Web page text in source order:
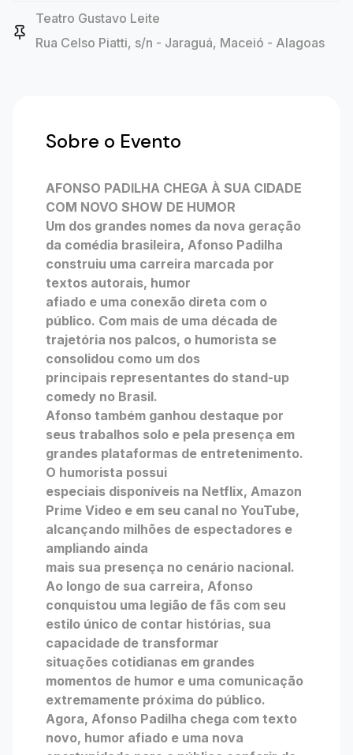
Teatro Gustavo Leite
Rua Celso Piatti, s/n - Jaraguá, Maceió - Alagoas
Sobre o Evento
AFONSO PADILHA CHEGA À SUA CIDADE
COM NOVO SHOW DE HUMOR
Um dos grandes nomes da nova geração
da comédia brasileira, Afonso Padilha
construiu uma carreira marcada por
textos autorais, humor
afiado e uma conexão direta com o
público. Com mais de uma década de
trajetória nos palcos, o humorista se
consolidou como um dos
principais representantes do stand-up
comedy no Brasil.
Afonso também ganhou destaque por
seus trabalhos solo e pela presença em
grandes plataformas de entretenimento.
O humorista possui
especiais disponíveis na Netflix, Amazon
Prime Video e em seu canal no YouTube,
alcançando milhões de espectadores e
ampliando ainda
mais sua presença no cenário nacional.
Ao longo de sua carreira, Afonso
conquistou uma legião de fãs com seu
estilo único de contar histórias, sua
capacidade de transformar
situações cotidianas em grandes
momentos de humor e uma comunicação
extremamente próxima do público.
Agora, Afonso Padilha chega com texto
novo, humor afiado e uma nova